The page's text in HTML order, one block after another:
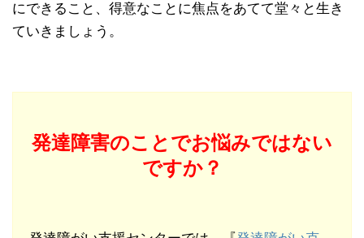
にできること、得意なことに焦点をあてて堂々と生き
ていきましょう。
発達障害のことでお悩みではない
ですか？